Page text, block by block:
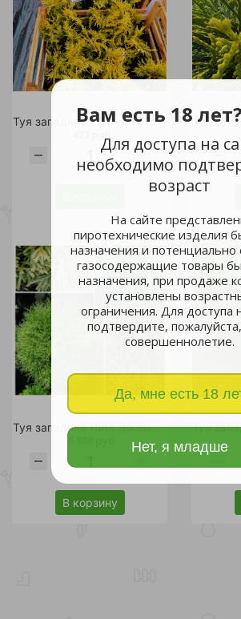
Вам есть 18 лет?
Для доступа на
необходимо
возраст
На сайте
пиротехнические изделия
назначения и потенциально
газосодержащие товары
назначения, при продаже
установлены
ограничения. Для доступа
подтвердите,
совершеннолетие.
Да, мне есть 18
Нет, я младше
Туя западная Еллоу Риббон P9 1шт / Thuja occidentalis Yellow Ribbon
шт
Туя западная Литл Джем С30 1шт
В корзину